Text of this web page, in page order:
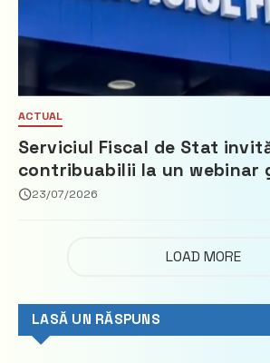
ACTUAL
Serviciul Fiscal de Stat
contribuabilii la un webinar
privind calculul impozitului
23/07/2026
LOAD MORE
LASĂ UN RĂSPUNS